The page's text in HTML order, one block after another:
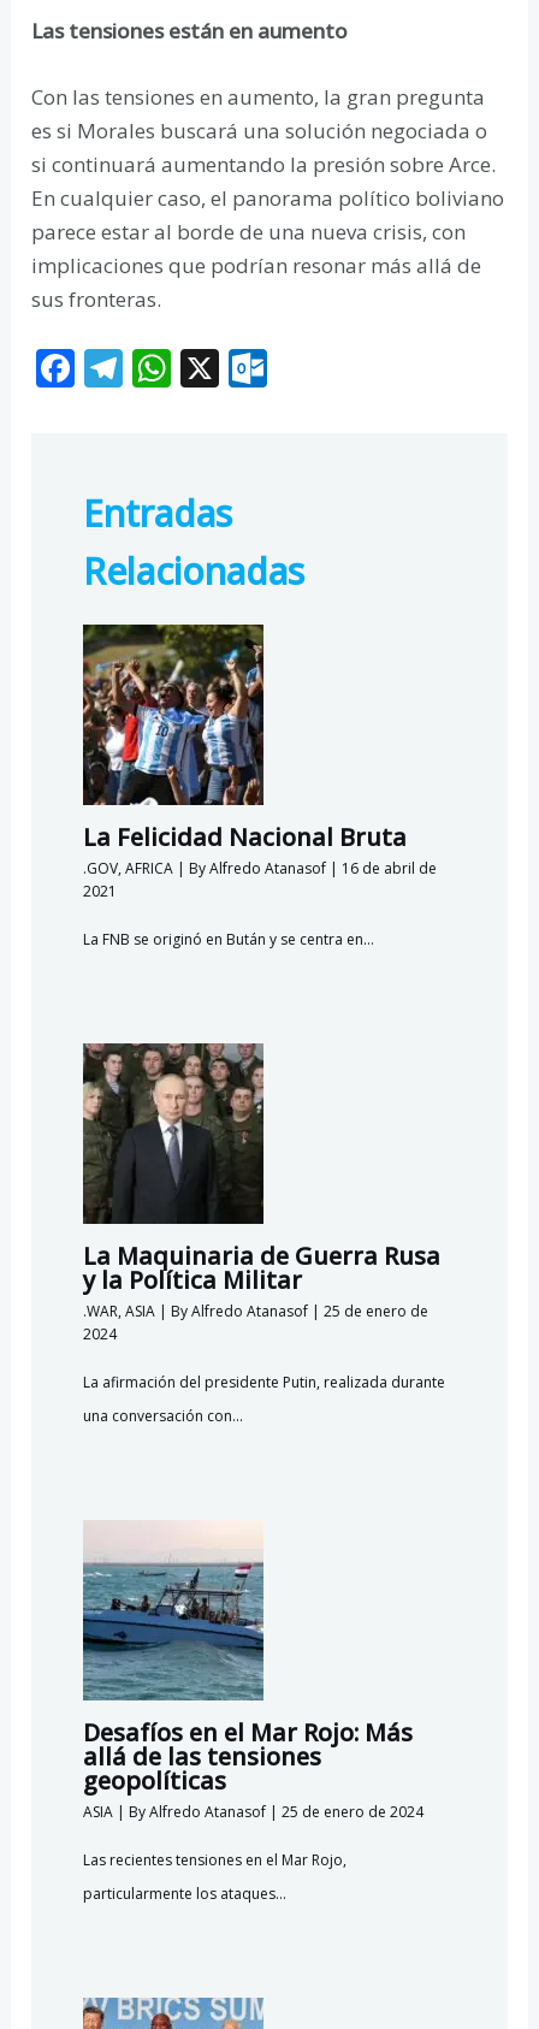
Las tensiones están en aumento
Con las tensiones en aumento, la gran pregunta
es si Morales buscará una solución negociada o
si continuará aumentando la presión sobre Arce.
En cualquier caso, el panorama político boliviano
parece estar al borde de una nueva crisis, con
implicaciones que podrían resonar más allá de
sus fronteras.
F
o
o
k
T
a
m
W
s
A
p
p
X
c
o
Entradas
Relacionadas
La Felicidad Nacional Bruta
.GOV,AFRICA| ByAlfredo Atanasof | 16 de abril de
2021
La FNB se originó en Bután y se centra en…
La Maquinaria de Guerra Rusa
y la Política Militar
.WAR,ASIA| ByAlfredo Atanasof | 25 de enero de
2024
La afirmación del presidente Putin, realizada durante
una conversación con…
Desafíos en el Mar Rojo: Más
allá de las tensiones
geopolíticas
ASIA| ByAlfredo Atanasof | 25 de enero de 2024
Las recientes tensiones en el Mar Rojo,
particularmente los ataques…